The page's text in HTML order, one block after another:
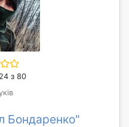
з 80
Бондаренко"